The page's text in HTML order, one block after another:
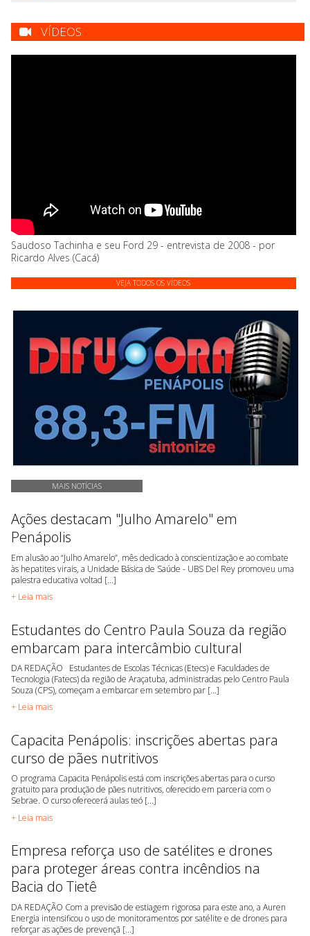
VÍDEOS
Saudoso Tachinha e seu Ford 29 - entrevista de 2008 - por
Ricardo Alves (Cacá)
VEJA TODOS OS VÍDEOS
MAIS NOTÍCIAS
Ações destacam "Julho Amarelo" em
Penápolis
Em alusão ao “Julho Amarelo”, mês dedicado à conscientização e ao combate
às hepatites virais, a Unidade Básica de Saúde - UBS Del Rey promoveu uma
palestra educativa voltad [...]
+ Leia mais
Estudantes do Centro Paula Souza da região
embarcam para intercâmbio cultural
DA REDAÇÃO Estudantes de Escolas Técnicas (Etecs) e Faculdades de
Tecnologia (Fatecs) da região de Araçatuba, administradas pelo Centro Paula
Souza (CPS), começam a embarcar em setembro par [...]
+ Leia mais
Capacita Penápolis: inscrições abertas para
curso de pães nutritivos
O programa Capacita Penápolis está com inscrições abertas para o curso
gratuito para produção de pães nutritivos, oferecido em parceria com o
Sebrae. O curso oferecerá aulas teó [...]
+ Leia mais
Empresa reforça uso de satélites e drones
para proteger áreas contra incêndios na
Bacia do Tietê
DA REDAÇÃO Com a previsão de estiagem rigorosa para este ano, a Auren
Energia intensificou o uso de monitoramentos por satélite e de drones para
reforçar as ações de prevençã [...]